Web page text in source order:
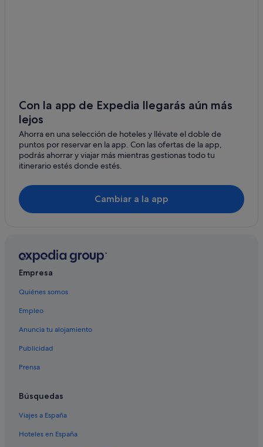
Condominios en Torrevieja
Playa Senator hoteles en Torrevieja
Hoteles con restaurante en La Mata
Hoteles de 5 estrellas en La Mata
Alojamientos agroturísticos en La Mata
Hoteles con conserje en Torrevieja
Hoteles que aceptan mascotas en La Mata
Con la app de Expedia llegarás aún más
lejos
Ahorra en una selección de hoteles y llévate el doble de
puntos por reservar en la app. Con las ofertas de la app,
podrás ahorrar y viajar más mientras gestionas todo tu
itinerario estés donde estés.
Cambiar a la app
Empresa
Quiénes somos
Empleo
Anuncia tu alojamiento
Publicidad
Prensa
Búsquedas
Viajes a España
Hoteles en España